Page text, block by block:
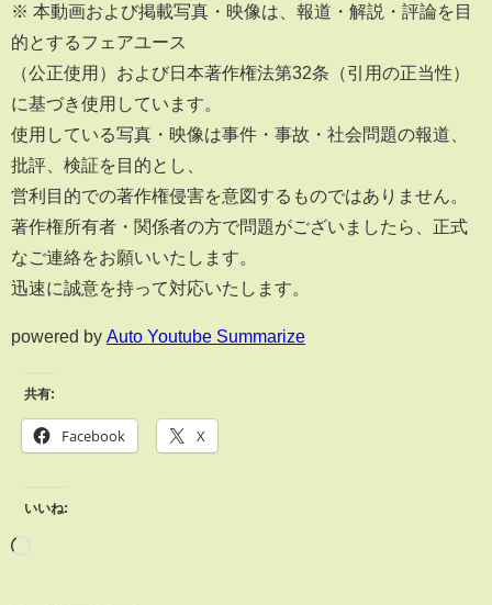
※ 本動画および掲載写真・映像は、報道・解説・評論を目
的とするフェアユース
（公正使用）および日本著作権法第32条（引用の正当性）
に基づき使用しています。
使用している写真・映像は事件・事故・社会問題の報道、
批評、検証を目的とし、
営利目的での著作権侵害を意図するものではありません。
著作権所有者・関係者の方で問題がございましたら、正式
なご連絡をお願いいたします。
迅速に誠意を持って対応いたします。
powered by Auto Youtube Summarize
共有:
Facebook X
いいね: